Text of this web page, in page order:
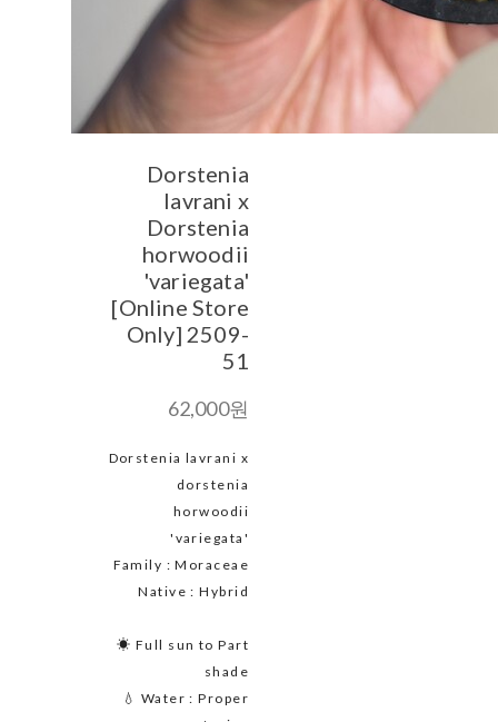
Dorstenia
lavrani x
Dorstenia
horwoodii
'variegata'
[Online Store
Only] 2509-
51
62,000원
Dorstenia lavrani x
dorstenia
horwoodii
'variegata'
Family : Moraceae
Native : Hybrid
☀ Full sun to Part
shade
💧 Water : Proper